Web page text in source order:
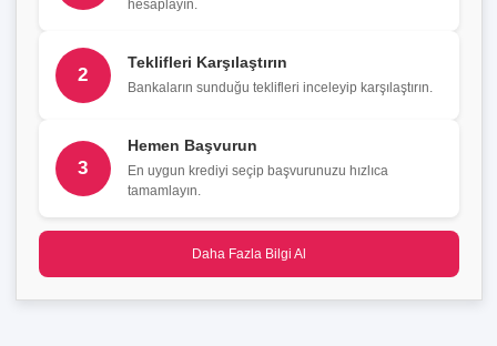
hesaplayın.
2
Teklifleri Karşılaştırın
Bankaların sunduğu teklifleri inceleyip karşılaştırın.
3
Hemen Başvurun
En uygun krediyi seçip başvurunuzu hızlıca
tamamlayın.
Daha Fazla Bilgi Al